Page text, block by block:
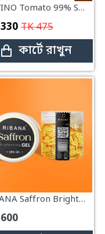
LAVINO Tomato 99% Soothing Gel – 250ml
330 TK475
কার্টে রাখুন
RiBANA Saffron Brightening Gel – 130ml
600